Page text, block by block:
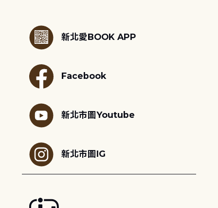
新北愛BOOK APP
Facebook
新北市圖Youtube
新北市圖IG